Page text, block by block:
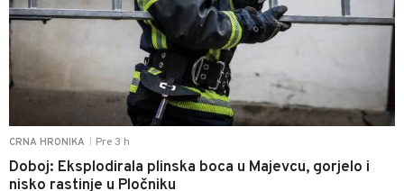
CRNA HRONIKA Pre 3 h
Doboj: Eksplodirala plinska boca u Majevcu, gorjelo i
nisko rastinje u Pločniku